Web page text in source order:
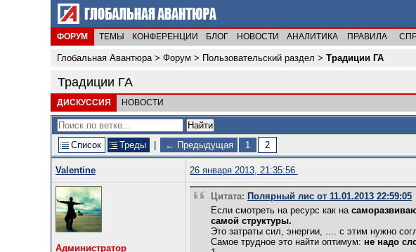
ФОРУМ ТЕМЫ КОНФЕРЕНЦИИ БЛОГ НОВОСТИ АНАЛИТИКА ПРАВИЛА
Глобальная Авантюра> Форум > Пользовательский раздел > Традиции ГА
Традиции ГА
ДИСКУССИЯ НОВОСТИ
Список Треды ← Предыдущая 1 2
Valentine 26 января 2013, 21:35:56
Администратор
Цитата: Полярный лис от 11.01.2013 22:59:05
Если смотреть на ресурс как на
самой структуры.
Это затраты сил, энергии, .... с этим нужно
Самое трудное это найти оптимум: не надо